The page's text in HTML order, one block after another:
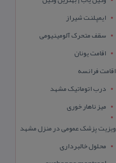
ایمپلنت شیراز
سقف متحرک آلومینیومی
اقامت یونان
اقامت فرانسه
درب اتوماتیک مشهد
میز ناهار خوری
ویزیت پزشک عمومی در منزل مشهد
محلول خالبرداری